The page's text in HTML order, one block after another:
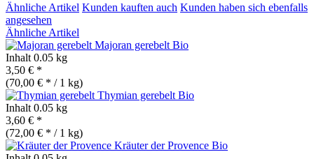
Ähnliche Artikel Kunden kauften auch Kunden haben sich ebenfalls
angesehen
Ähnliche Artikel
Majoran gerebelt Bio
Inhalt 0.05 kg
3,50 € *
(70,00 € * / 1 kg)
Thymian gerebelt Bio
Inhalt 0.05 kg
3,60 € *
(72,00 € * / 1 kg)
Kräuter der Provence Bio